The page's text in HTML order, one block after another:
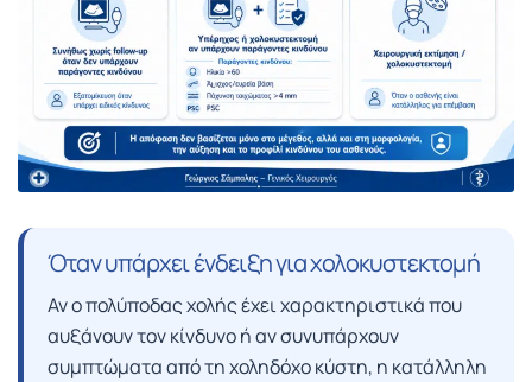
Όταν υπάρχει ένδειξη για χολοκυστεκτομή
Αν ο πολύποδας χολής έχει χαρακτηριστικά που
αυξάνουν τον κίνδυνο ή αν συνυπάρχουν
συμπτώματα από τη χοληδόχο κύστη, η κατάλληλη